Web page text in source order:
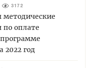
3172
оплате
2022 год